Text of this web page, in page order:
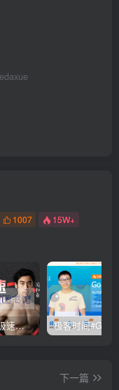
1007 15W+
闫帅奇的28天极速减脂计划 – 网盘分享 – 下载
下一篇